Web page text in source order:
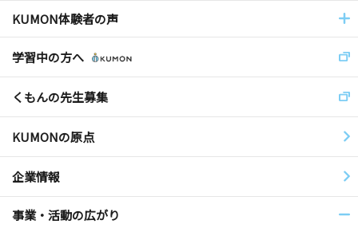
KUMON体験者の声
学習中の方へ
くもんの先生募集
KUMONの原点
企業情報
事業・活動の広がり